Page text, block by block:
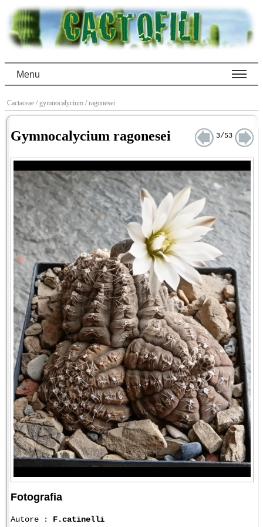
Menu
Cactaceae / gymnocalycium / ragonesei
Gymnocalycium ragonesei 3/53
Fotografia
Autore : F.catinelli